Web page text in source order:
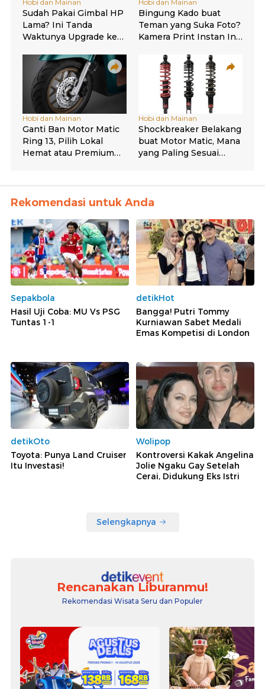
Rekomendasi untuk Anda
Sepakbola
Hasil Uji Coba: MU Vs PSG
Tuntas 1-1
detikHot
Bangga! Putri Tommy
Kurniawan Sabet Medali
Emas Kompetisi di London
detikOto
Toyota: Punya Land Cruiser
Itu Investasi!
Wolipop
Kontroversi Kakak Angelina
Jolie Ngaku Gay Setelah
Cerai, Didukung Eks Istri
Selengkapnya
Rencanakan Liburanmu!
Rekomendasi Wisata Seru dan Populer